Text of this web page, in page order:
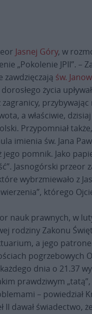
Jasnej Góry, w
„Pokolenie JPII”.
zawdzięczają św.
życia
zagranicy,
a właściwie,
Przypomniał
imienia św. Jana
pomnik. Jako
Jasnogórski przeor
wybrzmiewało z
którego
nauk prawnych, w
rodziny Zakonu
a jego
pogrzebowych
dnia o 21.37
prawdziwym
– powiedział
II dawał świadectwo,